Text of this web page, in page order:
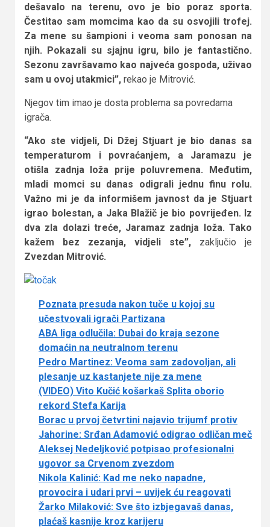
dešavalo na terenu, ovo je bio poraz sporta.
Čestitao sam momcima kao da su osvojili trofej.
Za mene su šampioni i veoma sam ponosan na
njih. Pokazali su sjajnu igru, bilo je fantastično.
Sezonu završavamo kao najveća gospoda, uživao
sam u ovoj utakmici”, rekao je Mitrović.
Njegov tim imao je dosta problema sa povredama
igrača.
“Ako ste vidjeli, Di Džej Stjuart je bio danas sa
temperaturom i povraćanjem, a Jaramazu je
otišla zadnja loža prije poluvremena. Međutim,
mladi momci su danas odigrali jednu finu rolu.
Važno mi je da informišem javnost da je Stjuart
igrao bolestan, a Jaka Blažič je bio povrijeđen. Iz
dva zla dolazi treće, Jaramaz zadnja loža. Tako
kažem bez zezanja, vidjeli ste”, zaključio je
Zvezdan Mitrović.
Poznata presuda nakon tuče u kojoj su
učestvovali igrači Partizana
ABA liga odlučila: Dubai do kraja sezone
domaćin na neutralnom terenu
Pedro Martinez: Veoma sam zadovoljan, ali
plesanje uz kastanjete nije za mene
(VIDEO) Vito Kučić košarkaš Splita oborio
rekord Stefa Karija
Borac u prvoj četvrtini najavio trijumf protiv
Jahorine: Srđan Adamović odigrao odličan meč
Aleksej Nedeljković potpisao profesionalni
ugovor sa Crvenom zvezdom
Nikola Kalinić: Kad me neko napadne,
provocira i udari prvi – uvijek ću reagovati
Žarko Milaković: Sve što izbjegavaš danas,
plaćaš kasnije kroz karijeru